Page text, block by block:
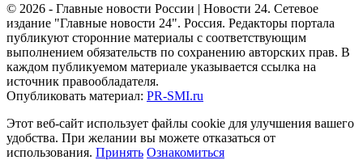
© 2026 - Главные новости России | Новости 24. Сетевое
издание "Главные новости 24". Россия. Редакторы портала
публикуют сторонние материалы с соответствующим
выполнением обязательств по сохранению авторских прав. В
каждом публикуемом материале указывается ссылка на
источник правообладателя.
Опубликовать материал: PR-SMI.ru
Этот веб-сайт использует файлы cookie для улучшения вашего
удобства. При желании вы можете отказаться от
использования. Принять Ознакомиться